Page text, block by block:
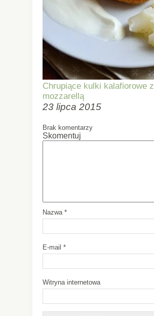
Chrupiące kulki kalafiorowe z
mozzarellą
23 lipca 2015
Brak komentarzy
Skomentuj
Nazwa *
E-mail *
Witryna internetowa